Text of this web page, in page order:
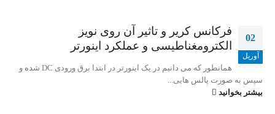
02
آوریل
فرکانس کریر و تاثیر آن روی نویز
الکترومغناطیسی و عملکرد اینورتر
همانطور که می دانیم در یک اینورتر در ابتدا برق ورودی DC شده و
سپس به صورت پالس هایی...
بیشتر بخوانید